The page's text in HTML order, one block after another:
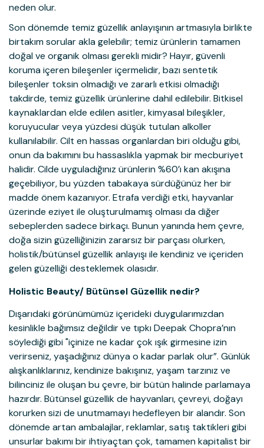
neden olur.
Son dönemde temiz güzellik anlayışının artmasıyla birlikte
birtakım sorular akla gelebilir; temiz ürünlerin tamamen
doğal ve organik olması gerekli midir? Hayır, güvenli
koruma içeren bileşenler içermelidir, bazı sentetik
bileşenler toksin olmadığı ve zararlı etkisi olmadığı
takdirde, temiz güzellik ürünlerine dahil edilebilir. Bitkisel
kaynaklardan elde edilen asitler, kimyasal bileşikler,
koruyucular veya yüzdesi düşük tutulan alkoller
kullanılabilir. Cilt en hassas organlardan biri olduğu gibi,
onun da bakımını bu hassaslıkla yapmak bir mecburiyet
halidir. Cilde uyguladığınız ürünlerin %60’ı kan akışına
geçebiliyor, bu yüzden tabakaya sürdüğünüz her bir
madde önem kazanıyor. Etrafa verdiği etki, hayvanlar
üzerinde eziyet ile oluşturulmamış olması da diğer
sebeplerden sadece birkaçı. Bunun yanında hem çevre,
doğa sizin güzelliğinizin zararsız bir parçası olurken,
holistik/bütünsel güzellik anlayışı ile kendiniz ve içeriden
gelen güzelliği desteklemek olasıdır.
Holistic Beauty/ Bütünsel Güzellik nedir?
Dışarıdaki görünümümüz içerideki duygularımızdan
kesinlikle bağımsız değildir ve tıpkı Deepak Chopra’nın
söylediği gibi "içinize ne kadar çok ışık girmesine izin
verirseniz, yaşadığınız dünya o kadar parlak olur”. Günlük
alışkanlıklarınız, kendinize bakışınız, yaşam tarzınız ve
bilinciniz ile oluşan bu çevre, bir bütün halinde parlamaya
hazırdır. Bütünsel güzellik de hayvanları, çevreyi, doğayı
korurken sizi de unutmamayı hedefleyen bir alandır. Son
dönemde artan ambalajlar, reklamlar, satış taktikleri gibi
unsurlar bakımı bir ihtiyaçtan çok, tamamen kapitalist bir